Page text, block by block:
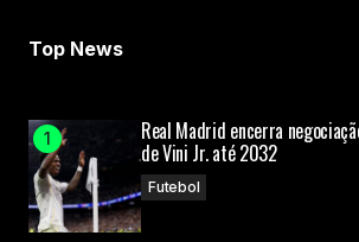
Top News
Real Madrid encerra
de Vini Jr. até 2032
Futebol